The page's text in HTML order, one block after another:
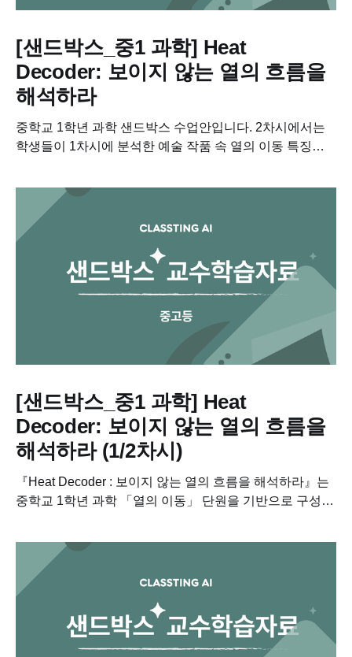
[샌드박스_중1 과학] Heat
Decoder: 보이지 않는 열의 흐름을
해석하라
중학교 1학년 과학 샌드박스 수업안입니다. 2차시에서는
학생들이 1차시에 분석한 예술 작품 속 열의 이동 특징을
[샌드박스_중1 과학] Heat
Decoder: 보이지 않는 열의 흐름을
해석하라 (1/2차시)
『Heat Decoder : 보이지 않는 열의 흐름을 해석하라』는
중학교 1학년 과학 「열의 이동」 단원을 기반으로 구성한